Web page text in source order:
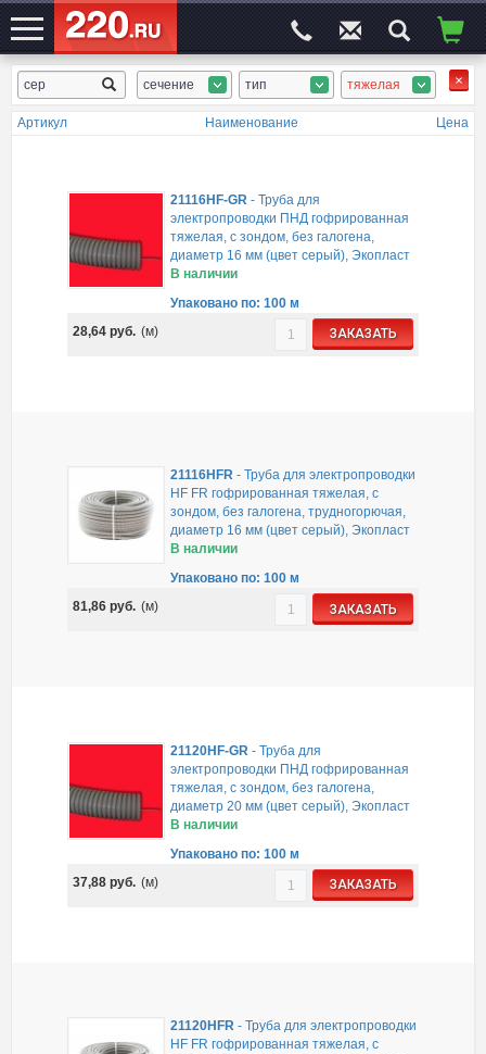
ЭЛЕКТРОСАЙТ№1 сечение тип тяжелая
Артикул Наименование Цена
21116HF-GR - Труба для
электропроводки ПНД гофрированная
тяжелая, с зондом, без галогена,
диаметр 16 мм (цвет серый), Экопласт
В наличии
Упаковано по: 100 м
28,64 руб. (м) ЗАКАЗАТЬ
21116HFR- Труба для электропроводки
HF FR гофрированная тяжелая, с
зондом, без галогена, трудногорючая,
диаметр 16 мм (цвет серый), Экопласт
В наличии
Упаковано по: 100 м
81,86 руб. (м) ЗАКАЗАТЬ
21120HF-GR - Труба для
электропроводки ПНД гофрированная
тяжелая, с зондом, без галогена,
диаметр 20 мм (цвет серый), Экопласт
В наличии
Упаковано по: 100 м
37,88 руб. (м) ЗАКАЗАТЬ
21120HFR- Труба для электропроводки
HF FR гофрированная тяжелая, с